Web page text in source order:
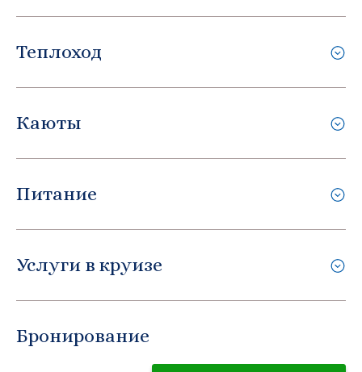
Теплоход
Каюты
Питание
Услуги в круизе
Бронирование